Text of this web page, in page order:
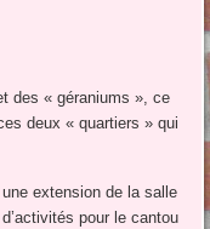
des « géraniums », ce
deux « quartiers » qui
extension de la salle
pour le cantou